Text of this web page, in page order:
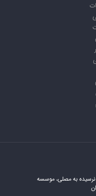
نرسیده به مصلی، موسسه